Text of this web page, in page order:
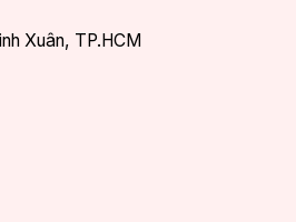
Xuân, TP.HCM